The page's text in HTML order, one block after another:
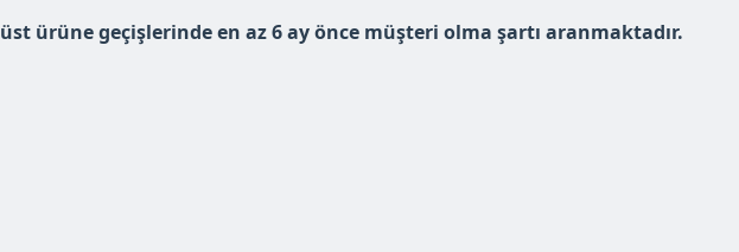
üst ürüne geçişlerinde en az 6 ay önce müşteri olma şartı aranmaktadır.